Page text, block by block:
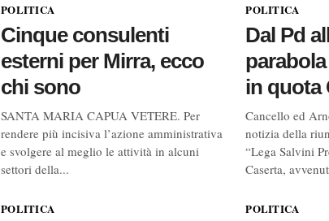
POLITICA
Cinque consulenti
esterni per Mirra, ecco
chi sono
SANTA MARIA CAPUA VETERE. Per
rendere più incisiva l’azione amministrativa
e svolgere al meglio le attività in alcuni
settori della...
POLITICA
POLITICA
Dal Pd
in quota
Cancello ed
notizia della
“Lega Salvini
Caserta,
POLITICA